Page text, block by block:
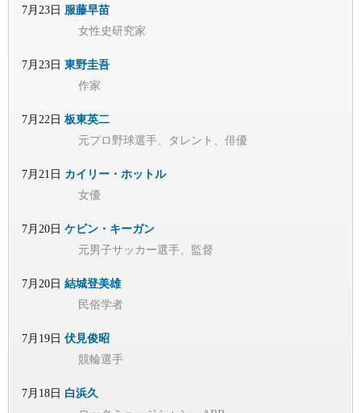
7月23日 服藤早苗
女性史研究家
7月23日 東野圭吾
作家
7月22日 板東英二
元プロ野球選手、タレント、俳優
7月21日 カイリー・ホットル
女優
7月20日 ケビン・キーガン
元男子サッカー選手、監督
7月20日 結城登美雄
民俗学者
7月19日 伏見俊昭
競輪選手
7月18日 白浜久